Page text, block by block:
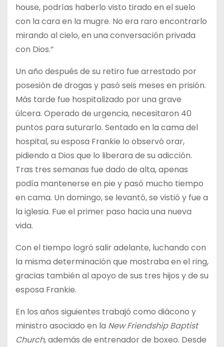
house, podrías haberlo visto tirado en el suelo
con la cara en la mugre. No era raro encontrarlo
mirando al cielo, en una conversación privada
con Dios.”
Un año después de su retiro fue arrestado por
posesión de drogas y pasó seis meses en prisión.
Más tarde fue hospitalizado por una grave
úlcera. Operado de urgencia, necesitaron 40
puntos para suturarlo. Sentado en la cama del
hospital, su esposa Frankie lo observó orar,
pidiendo a Dios que lo liberara de su adicción.
Tras tres semanas fue dado de alta, apenas
podía mantenerse en pie y pasó mucho tiempo
en cama. Un domingo, se levantó, se vistió y fue a
la iglesia. Fue el primer paso hacia una nueva
vida.
Con el tiempo logró salir adelante, luchando con
la misma determinación que mostraba en el ring,
gracias también al apoyo de sus tres hijos y de su
esposa Frankie.
En los años siguientes trabajó como diácono y
ministro asociado en la New Friendship Baptist
Church, además de entrenador de boxeo. Desde